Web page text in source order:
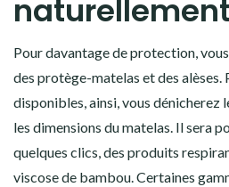
naturellement
Pour davantage de protection,
des protège-matelas et des alèses.
disponibles, ainsi, vous
les dimensions du matelas. Il sera
quelques clics, des produits
viscose de bambou. Certaines